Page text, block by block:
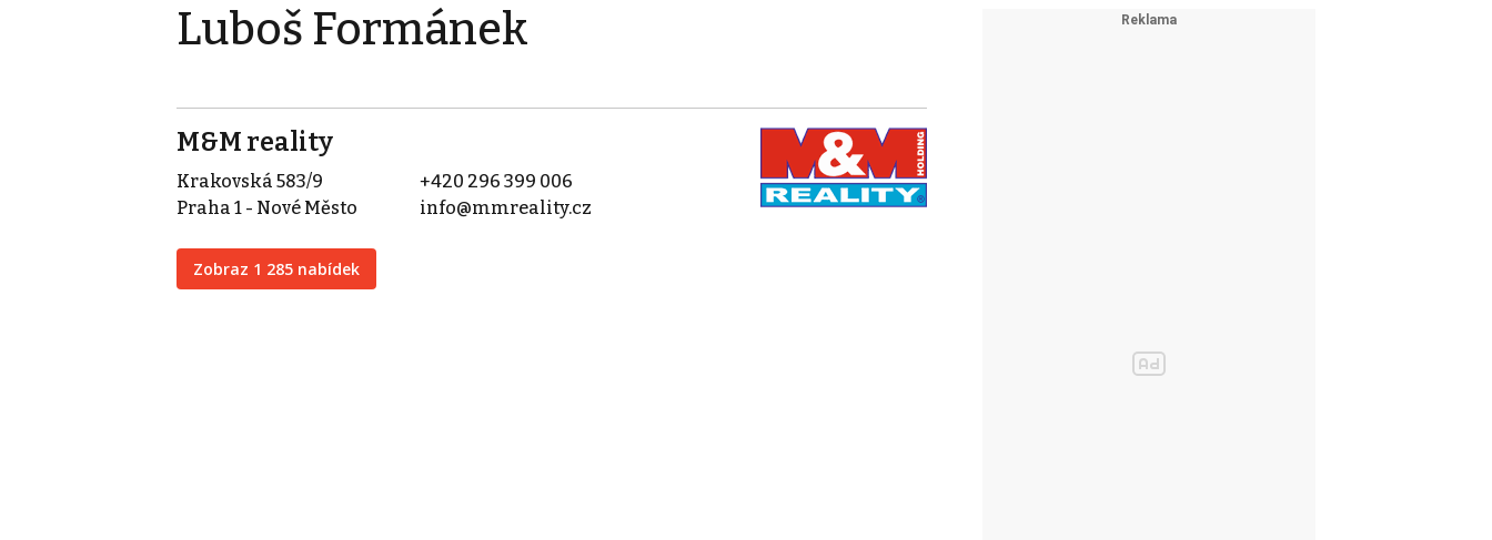
Luboš Formánek
M&M reality
Krakovská 583/9
Praha 1 - Nové Město
Zobraz 1 285 nabídek
+420 296 399 006
info@mmreality.cz